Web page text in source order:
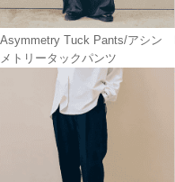
Asymmetry Tuck Pants/アシン
メトリータックパンツ